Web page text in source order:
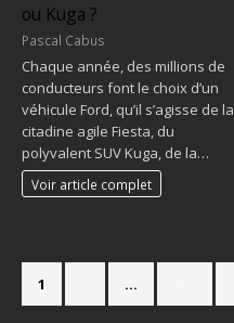
ou Kuga ?
Pascal Cabus
Chaque année, des millions de
conducteurs font le choix d’un
véhicule Ford, qu’il s’agisse de la
citadine agile Fiesta, du
polyvalent SUV Kuga, de la…
Voir article complet
1 …